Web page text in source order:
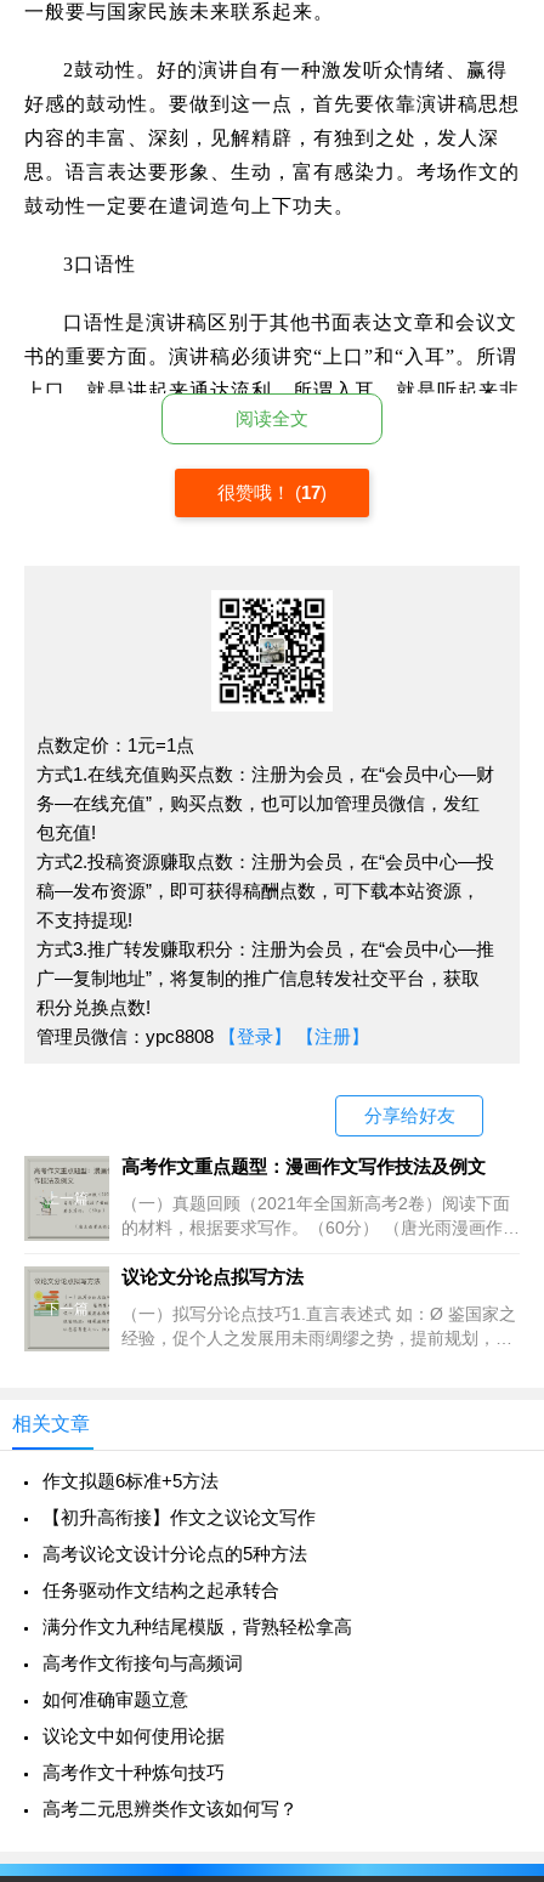
一般要与国家民族未来联系起来。
2鼓动性。好的演讲自有一种激发听众情绪、赢得
好感的鼓动性。要做到这一点，首先要依靠演讲稿思想
内容的丰富、深刻，见解精辟，有独到之处，发人深
思。语言表达要形象、生动，富有感染力。考场作文的
鼓动性一定要在遣词造句上下功夫。
3口语性
口语性是演讲稿区别于其他书面表达文章和会议文
书的重要方面。演讲稿必须讲究“上口”和“入耳”。所谓
上口，就是讲起来通达流利。所谓入耳，就是听起来非
常顺畅，没有什么语言障碍，不会发生曲解。
2、称呼：根据情境任务要求的对象恰当称呼，写
在第二行顶格，后面加冒号（ 如“亲爱的同学
们：”）。下一行空两格（可加“大家好！”）。
合二为一，根据段落长短合理布局。首段结尾要明确观
点，摆明态度，照应标题。
4、正文：即议论文的本论段，明确分论点，观点
鲜明、深刻，具有感染力。
5、结尾：即结尾段，可回应开头，可总结全文，
可发出呼吁，也可以展望未来。
6、结束语：我的发言到此结束，谢谢大家！
演讲稿
X X X：(称呼得体，顶格写，后面加冒号)
大家(你们)好！(空两格)
X X X X X X X X X(正文内容空两格)X X X X X
X X X X X X X X X X X X X X X X X X X X X
X X X X
X X X X X X X X X X X X X X X X X X X X X
X X X X
X X X。
XXXXXXXXXXXXXXXXXXXXXXXX
阅读全文
很赞哦！ (17)
点数定价：1元=1点
方式1.在线充值购买点数：注册为会员，在“会员中心—财
务—在线充值”，购买点数，也可以加管理员微信，发红
包充值!
方式2.投稿资源赚取点数：注册为会员，在“会员中心—投
稿—发布资源”，即可获得稿酬点数，可下载本站资源，
不支持提现!
方式3.推广转发赚取积分：注册为会员，在“会员中心—推
广—复制地址”，将复制的推广信息转发社交平台，获取
积分兑换点数!
管理员微信：ypc8808
【登录】 【注册】
分享给好友
上一篇
高考作文重点题型：漫画作文写作技法及例文
（一）真题回顾（2021年全国新高考2卷）阅读下面
的材料，根据要求写作。（60分） （唐光雨漫画作
下一篇
议论文分论点拟写方法
（一）拟写分论点技巧1.直言表述式 如：Ø 鉴国家之
经验，促个人之发展用未雨绸缪之势，提前规划，铺
相关文章
作文拟题6标准+5方法
【初升高衔接】作文之议论文写作
高考议论文设计分论点的5种方法
任务驱动作文结构之起承转合
满分作文九种结尾模版，背熟轻松拿高
高考作文衔接句与高频词
如何准确审题立意
议论文中如何使用论据
高考作文十种炼句技巧
高考二元思辨类作文该如何写？